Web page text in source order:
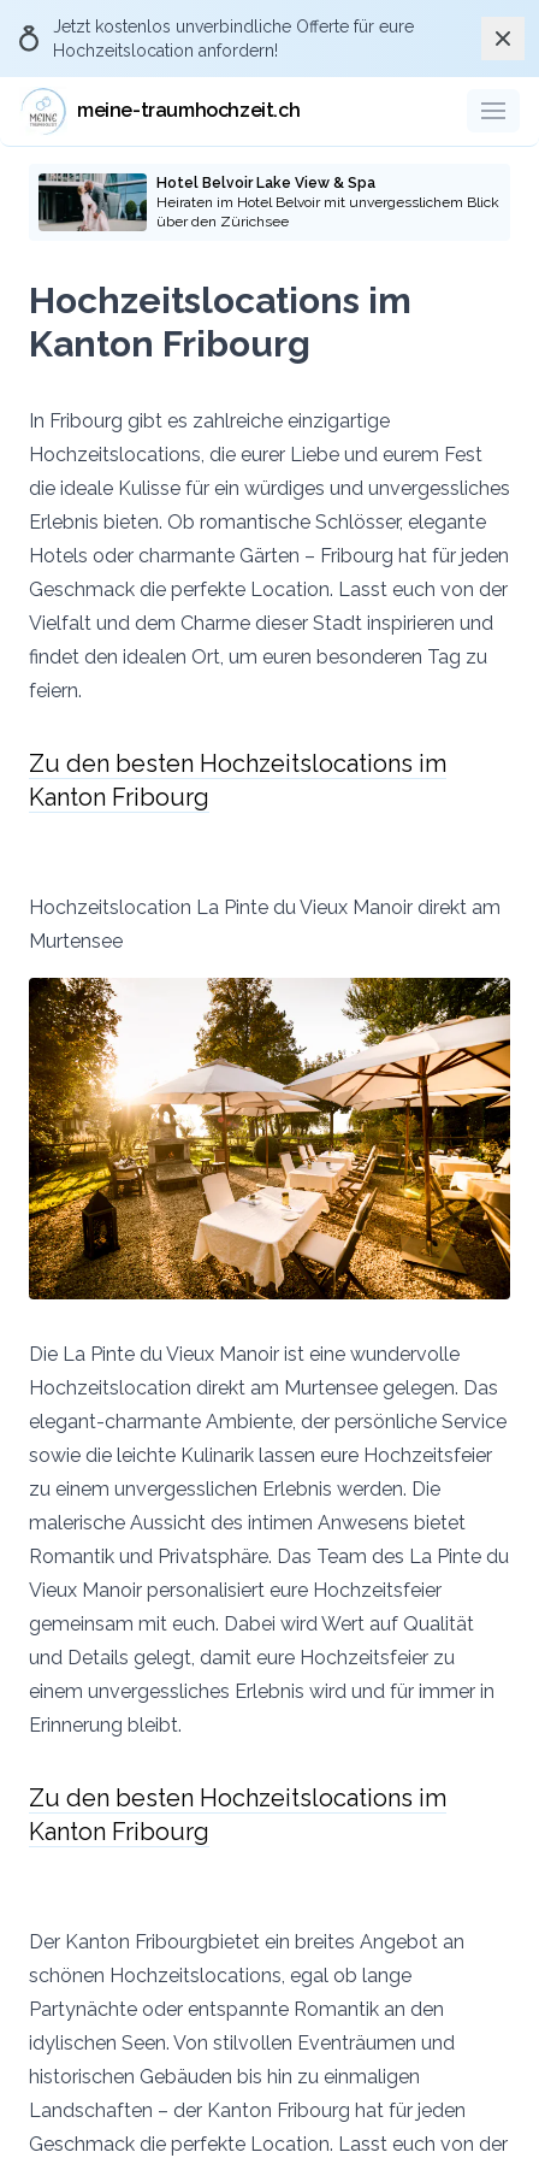
Jetzt kostenlos unverbindliche Offerte für eure
Hochzeitslocation anfordern!
meine-traumhochzeit.ch
Hotel Belvoir Lake View & Spa
Heiraten im Hotel Belvoir mit unvergesslichem Blick
über den Zürichsee
Hochzeitslocations im
Kanton Fribourg
In Fribourg gibt es zahlreiche einzigartige
Hochzeitslocations, die eurer Liebe und eurem Fest
die ideale Kulisse für ein würdiges und unvergessliches
Erlebnis bieten. Ob romantische Schlösser, elegante
Hotels oder charmante Gärten – Fribourg hat für jeden
Geschmack die perfekte Location. Lasst euch von der
Vielfalt und dem Charme dieser Stadt inspirieren und
findet den idealen Ort, um euren besonderen Tag zu
feiern.
Zu den besten Hochzeitslocations im
Kanton Fribourg
Hochzeitslocation La Pinte du Vieux Manoir direkt am
Murtensee
Die La Pinte du Vieux Manoir ist eine wundervolle
Hochzeitslocation direkt am Murtensee gelegen. Das
elegant-charmante Ambiente, der persönliche Service
sowie die leichte Kulinarik lassen eure Hochzeitsfeier
zu einem unvergesslichen Erlebnis werden. Die
malerische Aussicht des intimen Anwesens bietet
Romantik und Privatsphäre. Das Team des La Pinte du
Vieux Manoir personalisiert eure Hochzeitsfeier
gemeinsam mit euch. Dabei wird Wert auf Qualität
und Details gelegt, damit eure Hochzeitsfeier zu
einem unvergessliches Erlebnis wird und für immer in
Erinnerung bleibt.
Zu den besten Hochzeitslocations im
Kanton Fribourg
Der Kanton Fribourgbietet ein breites Angebot an
schönen Hochzeitslocations, egal ob lange
Partynächte oder entspannte Romantik an den
idylischen Seen. Von stilvollen Eventräumen und
historischen Gebäuden bis hin zu einmaligen
Landschaften – der Kanton Fribourg hat für jeden
Geschmack die perfekte Location. Lasst euch von der